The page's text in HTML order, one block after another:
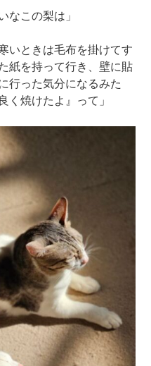
なこの梨は」
いときは毛布を掛けてす
紙を持って行き、壁に貼
行った気分になるみた
く焼けたよ』って」